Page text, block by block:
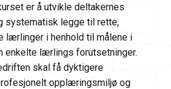
er å utvikle deltakernes
systematisk legge til rette,
lærlinger i henhold til målene i
enkelte lærlings forutsetninger.
skal få dyktigere
opplæringsmiljø og